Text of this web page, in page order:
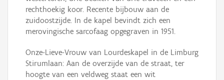
rechthoekig koor. Recente bijbouw aan de
zuidoostzijde. In de kapel bevindt zich een
merovingische sarcofaag opgegraven in 1951.
Onze-Lieve-Vrouw van Lourdeskapel in de Limburg
Stirumlaan: Aan de overzijde van de straat, ter
hoogte van een veldweg staat een wit